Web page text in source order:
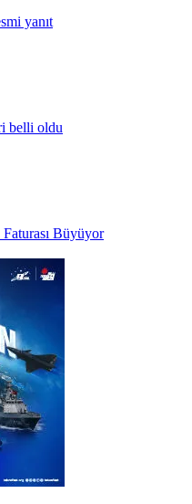
yanıt
belli oldu
Faturası Büyüyor